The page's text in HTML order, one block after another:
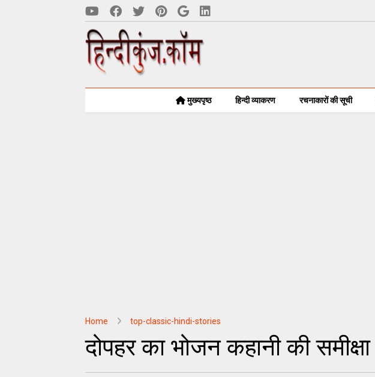
मुख्यपृष्ठ हिन्दी व्याकरण रचनाकारों की सूची
Home top-classic-hindi-stories
दोपहर का भोजन कहानी की समीक्षा